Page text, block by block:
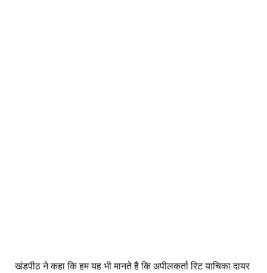
खंडपीठ ने कहा कि हम यह भी मानते हैं कि अपीलकर्ता रिट याचिका दायर